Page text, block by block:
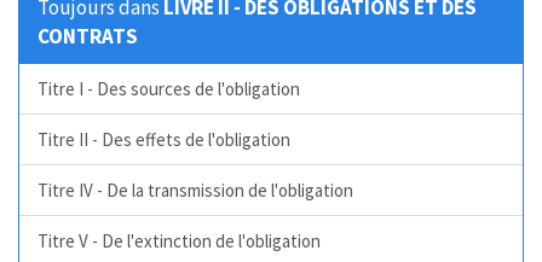
Toujours dans LIVRE II - DES OBLIGATIONS ET DES
CONTRATS
Titre I - Des sources de l'obligation
Titre II - Des effets de l'obligation
Titre IV - De la transmission de l'obligation
Titre V - De l'extinction de l'obligation